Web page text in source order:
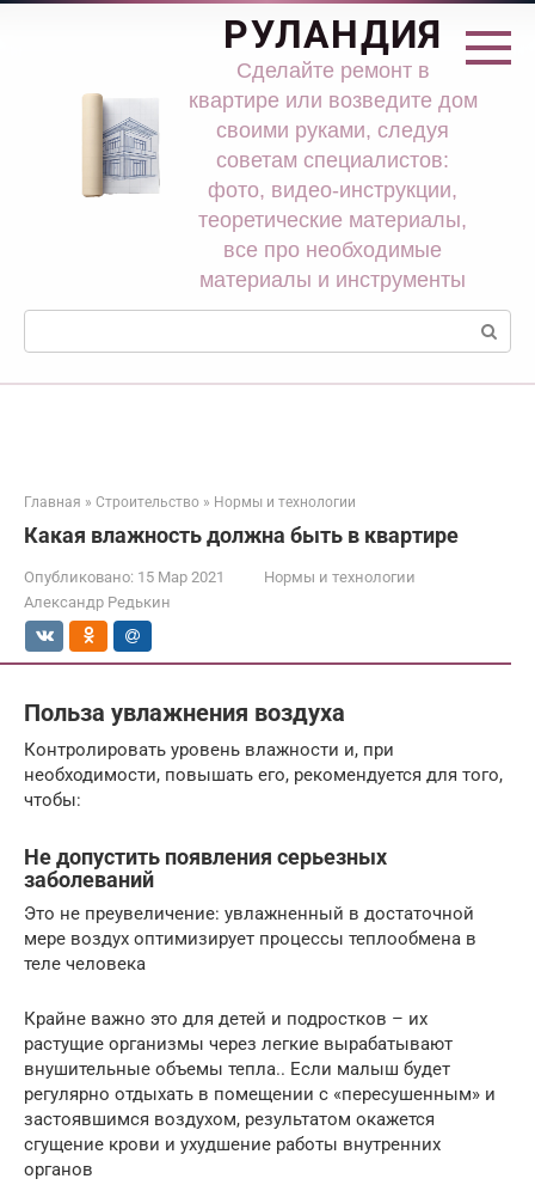
Перейти
РУЛАНДИЯ
Сделайте ремонт в
квартире или возведите дом
своими руками, следуя
советам специалистов:
фото, видео-инструкции,
теоретические материалы,
все про необходимые
материалы и инструменты
Поиск:
Главная » Строительство » Нормы и технологии
Какая влажность должна быть в квартире
Опубликовано: 15 Мар 2021
Нормы и технологии
Александр Редькин
Польза увлажнения воздуха
Контролировать уровень влажности и, при
необходимости, повышать его, рекомендуется для того,
чтобы:
Не допустить появления серьезных
заболеваний
Это не преувеличение: увлажненный в достаточной
мере воздух оптимизирует процессы теплообмена в
теле человека
Крайне важно это для детей и подростков – их
растущие организмы через легкие вырабатывают
внушительные объемы тепла.. Если малыш будет
регулярно отдыхать в помещении с «пересушенным» и
застоявшимся воздухом, результатом окажется
сгущение крови и ухудшение работы внутренних
органов